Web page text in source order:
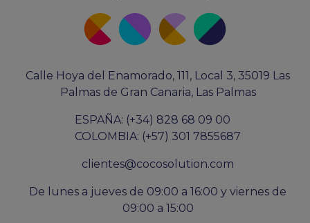
Calle Hoya del Enamorado, 111, Local 3, 35019 Las
Palmas de Gran Canaria, Las Palmas
ESPAÑA: (+34) 828 68 09 00
COLOMBIA: (+57) 301 7855687
clientes@cocosolution.com
De lunes a jueves de 09:00 a 16:00 y viernes de
09:00 a 15:00